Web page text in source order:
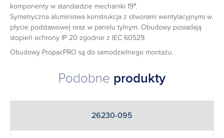
komponenty w standardzie mechaniki 19″.
Symetryczna aluminiowa konstrukcja z otworami wentylacyjnymi w
płycie podstawowej oraz w panelu tylnym. Obudowy posiadają
stopień ochrony IP 20 zgodnie z IEC 60529.
Obudowy PropacPRO są do samodzielnego montażu.
Podobne produkty
26230-095